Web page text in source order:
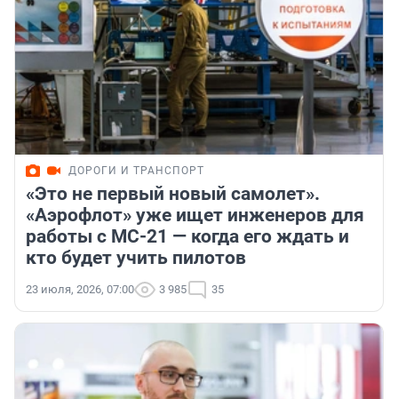
ДОРОГИ И ТРАНСПОРТ
«Это не первый новый самолет».
«Аэрофлот» уже ищет инженеров для
работы с МС-21 — когда его ждать и
кто будет учить пилотов
23 июля, 2026, 07:00 3 985 35